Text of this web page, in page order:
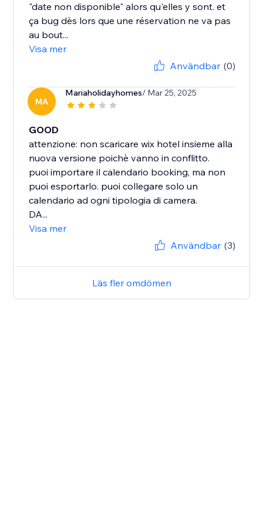
"date non disponible" alors qu'elles y sont. et
ça bug dès lors que une réservation ne va pas
au bout...
Visa mer
Användbar (0)
MA
Mariaholidayhomes/ Mar 25, 2025
GOOD
attenzione: non scaricare wix hotel insieme alla
nuova versione poichè vanno in conflitto.
puoi importare il calendario booking, ma non
puoi esportarlo. puoi collegare solo un
calendario ad ogni tipologia di camera.
DA...
Visa mer
Användbar (3)
Läs fler omdömen